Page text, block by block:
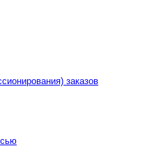
заказов